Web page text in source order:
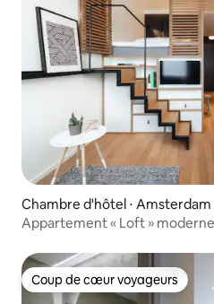
Chambre d'hôtel ⋅ Amsterdam
Appartement « Loft »
Coup de cœur voyageurs
Coup de cœur voyageurs